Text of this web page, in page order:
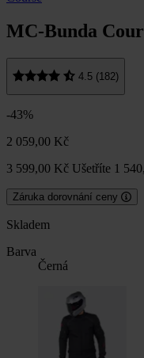
MC-Bunda
4.5 (182)
-43%
2 059,00 Kč
3 599,00 Kč Ušetříte 1
Záruka dorovnání ceny
Skladem
Barva
Černá